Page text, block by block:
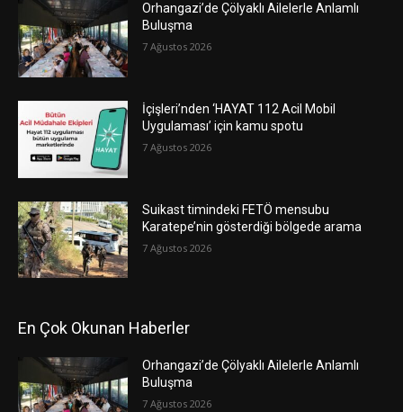
Orhangazi’de Çölyaklı Ailelerle Anlamlı
Buluşma
7 Ağustos 2026
İçişleri’nden ‘HAYAT 112 Acil Mobil
Uygulaması’ için kamu spotu
7 Ağustos 2026
Suikast timindeki FETÖ mensubu
Karatepe’nin gösterdiği bölgede arama
7 Ağustos 2026
En Çok Okunan Haberler
Orhangazi’de Çölyaklı Ailelerle Anlamlı
Buluşma
7 Ağustos 2026